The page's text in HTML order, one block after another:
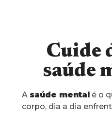
Cuide
saúde
A saúde mentalé o
corpo, dia a dia